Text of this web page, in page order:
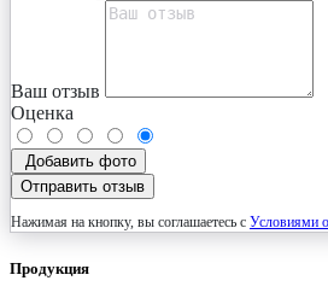
Ваш отзыв
Оценка
Добавить фото
Отправить отзыв
Нажимая на кнопку, вы соглашаетесь с Условиями
Продукция